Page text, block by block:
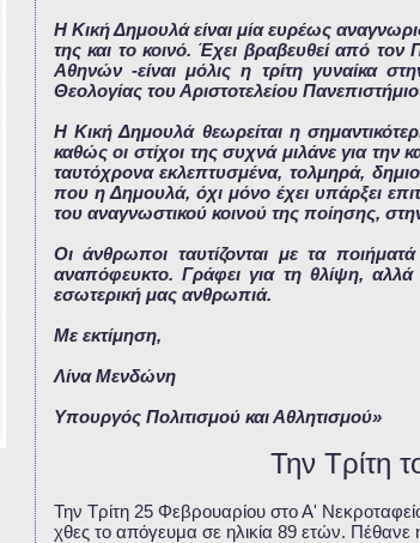
Η Κική Δημουλά είναι μία ευρέως
της και το κοινό. Έχει βραβευθεί από
Αθηνών -είναι μόλις η τρίτη γυναίκα
Θεολογίας του Αριστοτελείου
Η Κική Δημουλά θεωρείται η
καθώς οι στίχοι της συχνά μιλάνε για την
ταυτόχρονα εκλεπτυσμένα, τολμηρά,
που η Δημουλά, όχι μόνο έχει υπάρξει
του αναγνωστικού κοινού της ποίησης,
Οι άνθρωποι ταυτίζονται με τα
αναπόφευκτο. Γράφει για τη θλίψη,
εσωτερική μας ανθρωπιά.
Με εκτίμηση,
Λίνα Μενδώνη
Υπουργός Πολιτισμού και Αθλητισμού»
Την Τρίτη
Την Τρίτη 25 Φεβρουαρίου στο Α'
χθες το απόγευμα σε ηλικία 89 ετών. Πέθανε